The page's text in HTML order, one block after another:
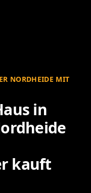
NORDHEIDE MIT
in
kauft